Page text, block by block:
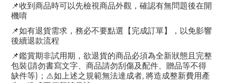
📌收到商品時可以先檢視商品外觀，確認有無問題後在開
機唷
📌如有退貨需求，務必不要點選【完成訂單】，以免影響
後續退款流程
📌鑑賞期非試用期，欲退貨的商品必須為全新狀態且完整
包裝(請勿書寫文字、商品請勿刮傷及配件、贈品等不得
缺件等) ； ⚠️如上述之規範無法達成者, 將造成整新費用產